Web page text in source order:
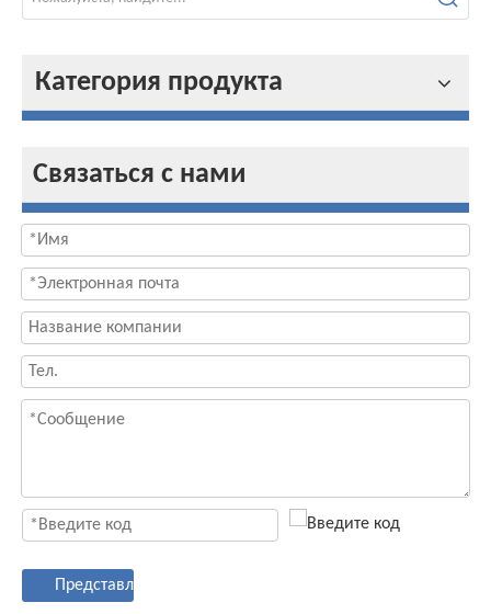
Категория продукта
Связаться с нами
Представлять на рассмотрение